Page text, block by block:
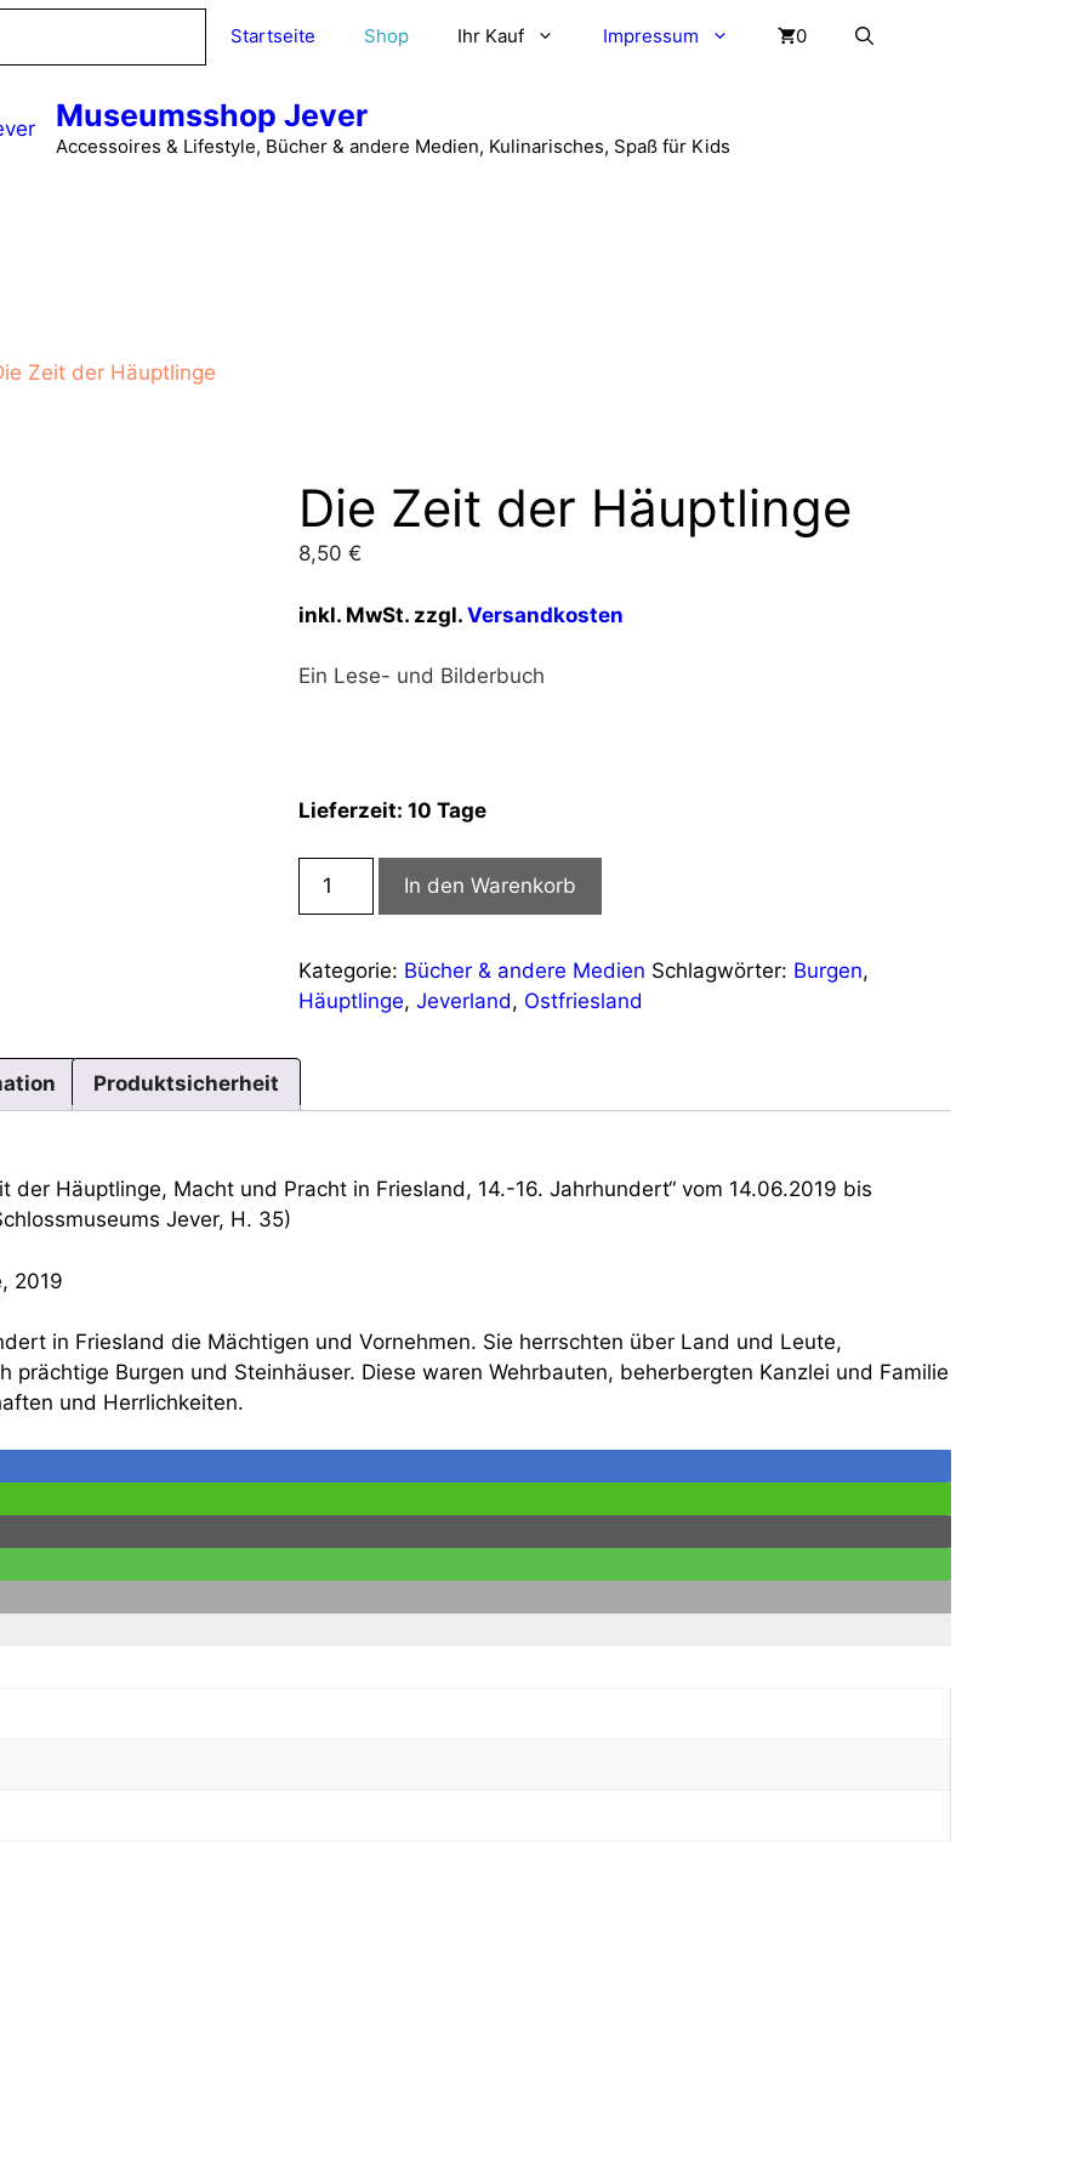
Startseite Shop Ihr Kauf Impressum 0
Museumsshop Jever
Accessoires & Lifestyle, Bücher & andere Medien, Kulinarisches, Spaß für Kids
Zeit der Häuptlinge
Die Zeit der Häuptlinge
8,50€
inkl. MwSt. zzgl.Versandkosten
Ein Lese- und Bilderbuch
Lieferzeit:10 Tage
Zeit
Häuptlinge
Menge
In den Warenkorb
Kategorie: Bücher & andere Medien Schlagwörter: Burgen,
Häuptlinge,Jeverland, Ostfriesland
Produktsicherheit
der Häuptlinge, Macht und Pracht in Friesland, 14.-16. Jahrhundert“ vom 14.06.2019 bis
Jever, H. 35)
2019
in Friesland die Mächtigen und Vornehmen. Sie herrschten über Land und Leute,
Burgen und Steinhäuser. Diese waren Wehrbauten, beherbergten Kanzlei und Familie
und Herrlichkeiten.